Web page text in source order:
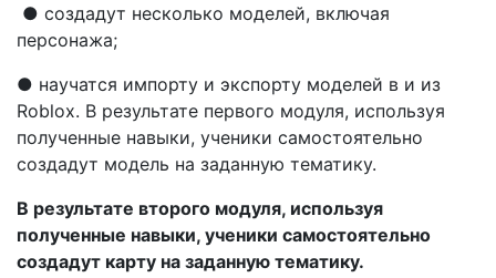
● создадут несколько моделей, включая
персонажа;
● научатся импорту и экспорту моделей в и из
Roblox. В результате первого модуля, используя
полученные навыки, ученики самостоятельно
создадут модель на заданную тематику.
В результате второго модуля, используя
полученные навыки, ученики самостоятельно
создадут карту на заданную тематику.